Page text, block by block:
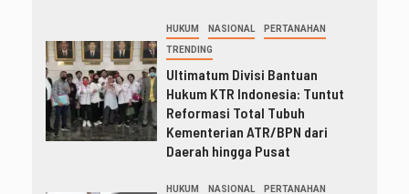
HUKUM NASIONAL PERTANAHAN
TRENDING
Ultimatum Divisi Bantuan
Hukum KTR Indonesia: Tuntut
Reformasi Total Tubuh
Kementerian ATR/BPN dari
Daerah hingga Pusat
HUKUM NASIONAL PERTANAHAN